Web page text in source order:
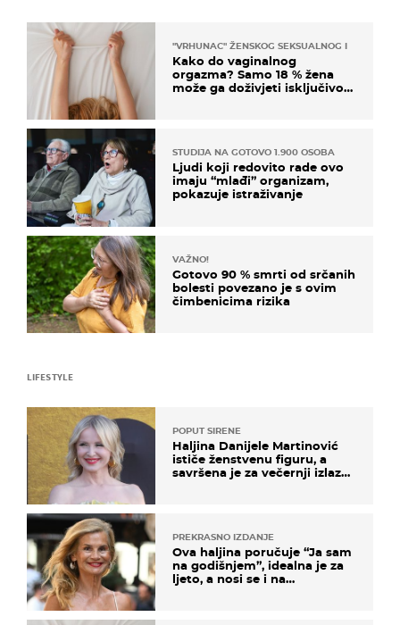
"VRHUNAC" ŽENSKOG SEKSUALNOG ISKUSTVA
Kako do vaginalnog
orgazma? Samo 18 % žena
može ga doživjeti isključivo
STUDIJA NA GOTOVO 1.900 OSOBA
Ljudi koji redovito rade ovo
imaju “mlađi” organizam,
pokazuje istraživanje
VAŽNO!
Gotovo 90 % smrti od srčanih
bolesti povezano je s ovim
čimbenicima rizika
LIFESTYLE
POPUT SIRENE
Haljina Danijele Martinović
ističe ženstvenu figuru, a
savršena je za večernji izlazak
PREKRASNO IZDANJE
Ova haljina poručuje “Ja sam
na godišnjem”, idealna je za
ljeto, a nosi se i na